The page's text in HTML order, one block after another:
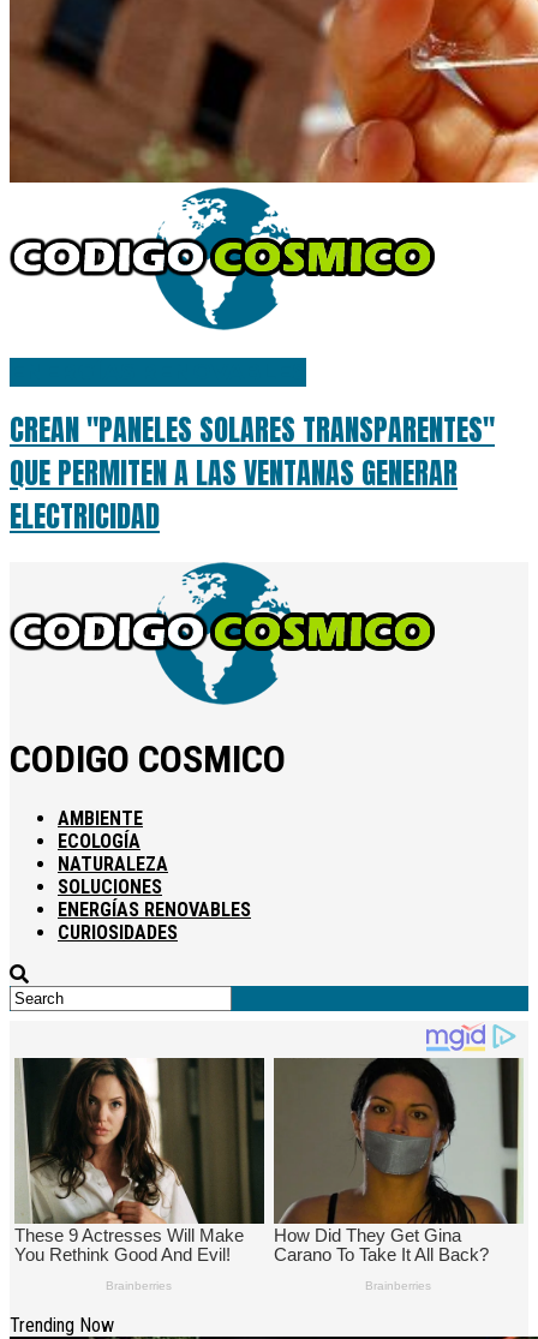
CREAN "PANELES SOLARES TRANSPARENTES"
QUE PERMITEN A LAS VENTANAS GENERAR
ELECTRICIDAD
CODIGO COSMICO
AMBIENTE
ECOLOGÍA
NATURALEZA
SOLUCIONES
ENERGÍAS RENOVABLES
CURIOSIDADES
Trending Now